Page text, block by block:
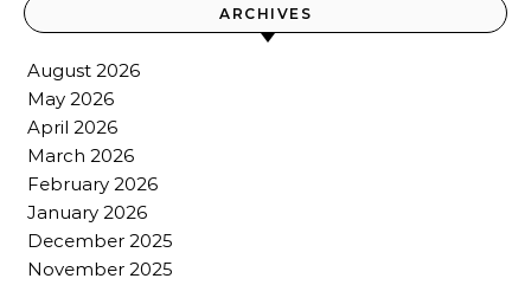
ARCHIVES
August 2026
May 2026
April 2026
March 2026
February 2026
January 2026
December 2025
November 2025